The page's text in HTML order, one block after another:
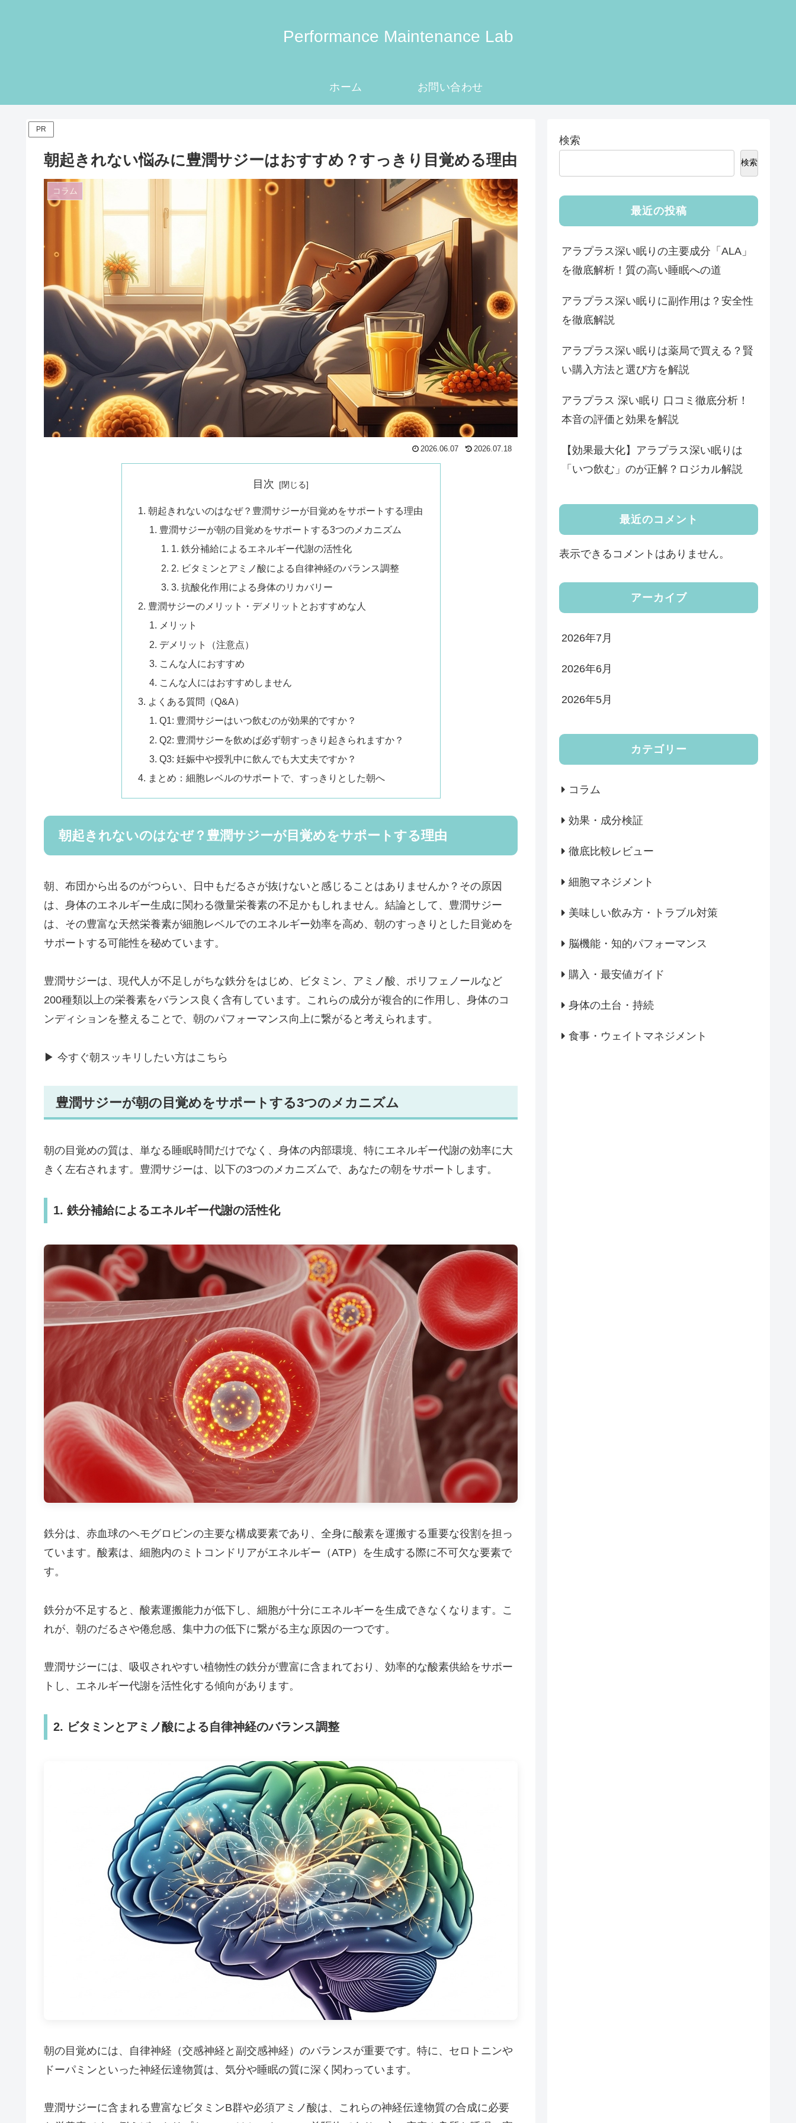
Performance Maintenance Lab
ホーム お問い合わせ
PR
朝起きれない悩みに豊潤サジーはおすすめ？すっきり目覚める理由
コラム
2026.06.07 2026.07.18
目次
朝起きれないのはなぜ？豊潤サジーが目覚めをサポートする理由
豊潤サジーが朝の目覚めをサポートする3つのメカニズム
1. 鉄分補給によるエネルギー代謝の活性化
2. ビタミンとアミノ酸による自律神経のバランス調整
3. 抗酸化作用による身体のリカバリー
豊潤サジーのメリット・デメリットとおすすめな人
メリット
デメリット（注意点）
こんな人におすすめ
こんな人にはおすすめしません
よくある質問（Q&A）
Q1: 豊潤サジーはいつ飲むのが効果的ですか？
Q2: 豊潤サジーを飲めば必ず朝すっきり起きられますか？
Q3: 妊娠中や授乳中に飲んでも大丈夫ですか？
まとめ：細胞レベルのサポートで、すっきりとした朝へ
朝起きれないのはなぜ？豊潤サジーが目覚めをサポートする理由
朝、布団から出るのがつらい、日中もだるさが抜けないと感じることはありませんか？その原因
は、身体のエネルギー生成に関わる微量栄養素の不足かもしれません。結論として、豊潤サジー
は、その豊富な天然栄養素が細胞レベルでのエネルギー効率を高め、朝のすっきりとした目覚めを
サポートする可能性を秘めています。
豊潤サジーは、現代人が不足しがちな鉄分をはじめ、ビタミン、アミノ酸、ポリフェノールなど
200種類以上の栄養素をバランス良く含有しています。これらの成分が複合的に作用し、身体のコ
ンディションを整えることで、朝のパフォーマンス向上に繋がると考えられます。
▶ 今すぐ朝スッキリしたい方はこちら
豊潤サジーが朝の目覚めをサポートする3つのメカニズム
朝の目覚めの質は、単なる睡眠時間だけでなく、身体の内部環境、特にエネルギー代謝の効率に大
きく左右されます。豊潤サジーは、以下の3つのメカニズムで、あなたの朝をサポートします。
1. 鉄分補給によるエネルギー代謝の活性化
鉄分は、赤血球のヘモグロビンの主要な構成要素であり、全身に酸素を運搬する重要な役割を担っ
ています。酸素は、細胞内のミトコンドリアがエネルギー（ATP）を生成する際に不可欠な要素で
す。
鉄分が不足すると、酸素運搬能力が低下し、細胞が十分にエネルギーを生成できなくなります。こ
れが、朝のだるさや倦怠感、集中力の低下に繋がる主な原因の一つです。
豊潤サジーには、吸収されやすい植物性の鉄分が豊富に含まれており、効率的な酸素供給をサポー
トし、エネルギー代謝を活性化する傾向があります。
2. ビタミンとアミノ酸による自律神経のバランス調整
朝の目覚めには、自律神経（交感神経と副交感神経）のバランスが重要です。特に、セロトニンや
ドーパミンといった神経伝達物質は、気分や睡眠の質に深く関わっています。
豊潤サジーに含まれる豊富なビタミンB群や必須アミノ酸は、これらの神経伝達物質の合成に必要
検索
検索
最近の投稿
アラプラス深い眠りの主要成分「ALA」
を徹底解析！質の高い睡眠への道
アラプラス深い眠りに副作用は？安全性
を徹底解説
アラプラス深い眠りは薬局で買える？賢
い購入方法と選び方を解説
アラプラス 深い眠り 口コミ徹底分析！
本音の評価と効果を解説
【効果最大化】アラプラス深い眠りは
「いつ飲む」のが正解？ロジカル解説
最近のコメント
表示できるコメントはありません。
アーカイブ
2026年7月
2026年6月
2026年5月
カテゴリー
コラム
効果・成分検証
徹底比較レビュー
細胞マネジメント
美味しい飲み方・トラブル対策
脳機能・知的パフォーマンス
購入・最安値ガイド
身体の土台・持続
食事・ウェイトマネジメント